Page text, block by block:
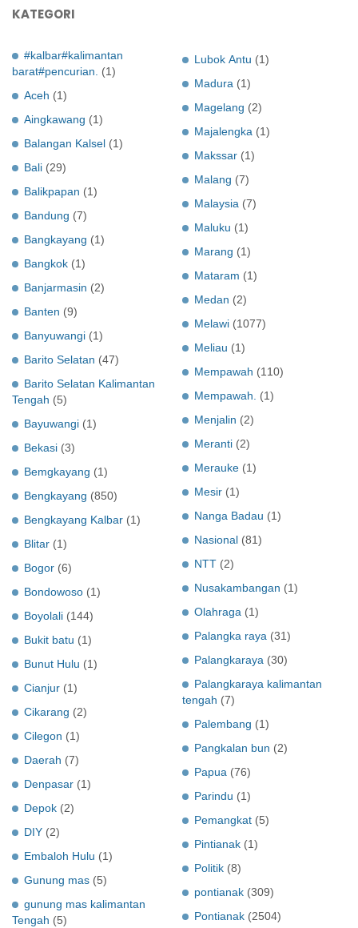
KATEGORI
#kalbar#kalimantan
barat#pencurian.
(1)
Aceh (1)
Aingkawang (1)
Balangan Kalsel (1)
Bali (29)
Balikpapan (1)
Bandung (7)
Bangkayang (1)
Bangkok (1)
Banjarmasin (2)
Banten (9)
Banyuwangi (1)
Barito Selatan (47)
Barito Selatan Kalimantan
Tengah (5)
Bayuwangi (1)
Bekasi (3)
Bemgkayang (1)
Bengkayang (850)
Bengkayang Kalbar (1)
Blitar (1)
Bogor (6)
Bondowoso (1)
Boyolali (144)
Bukit batu (1)
Bunut Hulu (1)
Cianjur (1)
Cikarang (2)
Cilegon (1)
Daerah (7)
Denpasar (1)
Depok (2)
DIY (2)
Embaloh Hulu (1)
Gunung mas (5)
gunung mas kalimantan
Tengah (5)
Lubok Antu (1)
Madura (1)
Magelang (2)
Majalengka (1)
Makssar (1)
Malang (7)
Malaysia (7)
Maluku (1)
Marang (1)
Mataram (1)
Medan (2)
Melawi (1077)
Meliau (1)
Mempawah (110)
Mempawah.
(1)
Menjalin (2)
Meranti (2)
Merauke (1)
Mesir (1)
Nanga Badau (1)
Nasional (81)
NTT (2)
Nusakambangan (1)
Olahraga (1)
Palangka raya (31)
Palangkaraya (30)
Palangkaraya kalimantan
tengah (7)
Palembang (1)
Pangkalan bun (2)
Papua (76)
Parindu (1)
Pemangkat (5)
Pintianak (1)
Politik (8)
pontianak (309)
Pontianak (2504)